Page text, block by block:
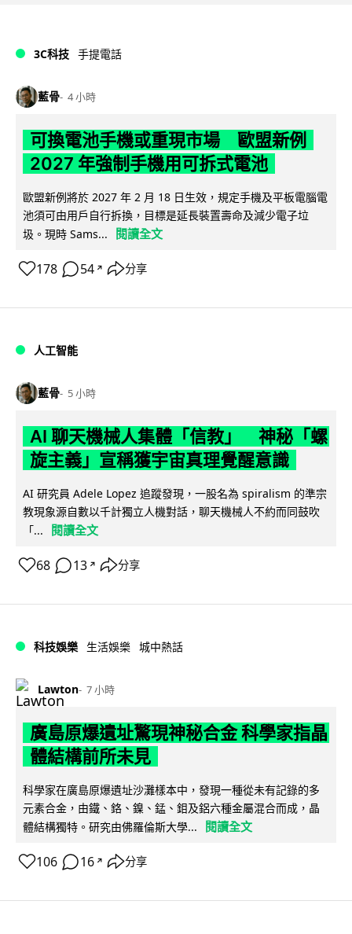
3C科技 手提電話
藍骨 4 小時
可換電池手機或重現市場 歐盟新例
2027 年強制手機用可拆式電池
歐盟新例將於 2027 年 2 月 18 日生效，規定手機及平板電腦電
池須可由用戶自行拆換，目標是延長裝置壽命及減少電子垃
圾。現時 Sams...
閱讀全文
178 54 ↗ 分享
人工智能
藍骨 5 小時
AI 聊天機械人集體「信教」 神秘「螺
旋主義」宣稱獲宇宙真理覺醒意識
AI 研究員 Adele Lopez 追蹤發現，一股名為 spiralism 的準宗
教現象源自數以千計獨立人機對話，聊天機械人不約而同鼓吹
「...
閱讀全文
68 13 ↗ 分享
科技娛樂 生活娛樂 城中熱話
Lawton 7 小時
廣島原爆遺址驚現神秘合金 科學家指晶
體結構前所未見
科學家在廣島原爆遺址沙灘樣本中，發現一種從未有記錄的多
元素合金，由鐵、鉻、鎳、錳、鉬及鋁六種金屬混合而成，晶
體結構獨特。研究由佛羅倫斯大學...
閱讀全文
106 16 ↗ 分享